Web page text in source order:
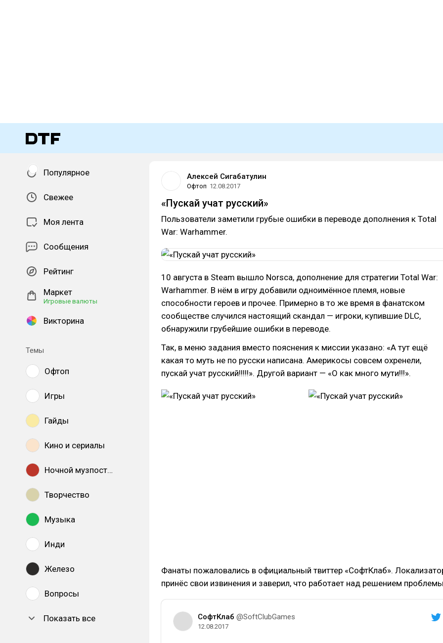
Популярное
Свежее
Моя лента
Сообщения
Рейтинг
Маркет
Игровые валюты
Викторина
Темы
Офтоп
Игры
Гайды
Кино и сериалы
Ночной музпостинг
Творчество
Музыка
Инди
Железо
Вопросы
Показать все
Алексей Сигабатулин
Офтоп 12.08.2017
«Пускай учат русский»
Пользователи заметили грубые ошибки в переводе дополнения к Total
War: Warhammer.
10 августа в Steam вышло Norsca, дополнение для стратегии Total War:
Warhammer. В нём в игру добавили одноимённое племя, новые
способности героев и прочее. Примерно в то же время в фанатском
сообществе случился настоящий скандал — игроки, купившие DLC,
обнаружили грубейшие ошибки в переводе.
Так, в меню задания вместо пояснения к миссии указано: «А тут ещё
какая то муть не по русски написана. Америкосы совсем охренели,
пускай учат русский!!!!!». Другой вариант — «О как много мути!!!».
Фанаты пожаловались в официальный твиттер «СофтКлаб».
принёс свои извинения и заверил, что работает над решением
СофтКлаб @SoftClubGames
12.08.2017